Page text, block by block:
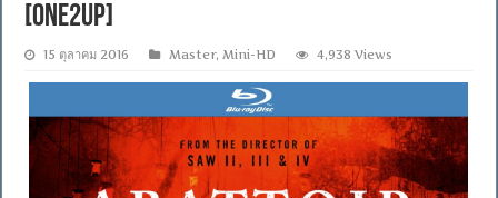
[ONE2UP]
15 ตุลาคม 2016 Master,Mini-HD 4,938 Views